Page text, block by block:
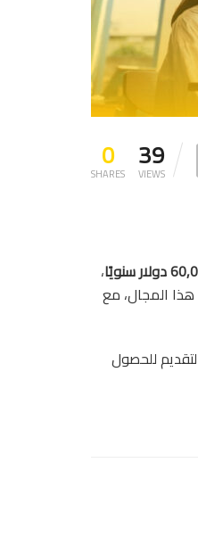
0
SHARES 39
VIEWS
سنويًا
،
هذا المجال، مع
للحصول